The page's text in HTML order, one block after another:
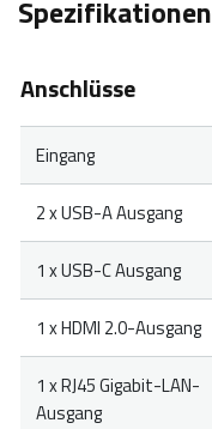
Spezifikationen
Anschlüsse
Eingang
2 x USB-A Ausgang
1 x USB-C Ausgang
1 x HDMI 2.0-Ausgang
1 x RJ45 Gigabit-LAN-
Ausgang